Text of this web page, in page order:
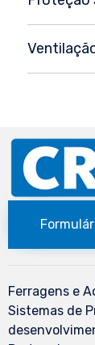
Ferragens e
Sistemas de